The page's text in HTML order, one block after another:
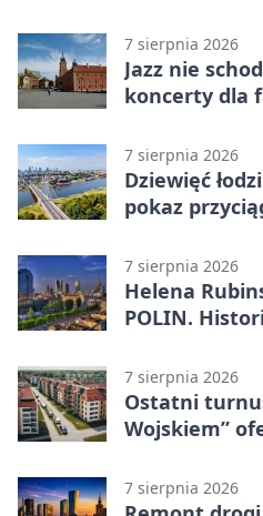
7 sierpnia 2026
Jazz nie
koncerty dla
7 sierpnia 2026
Dziewięć
pokaz
7 sierpnia 2026
Helena
POLIN.
7 sierpnia 2026
Ostatni
Wojskiem”
7 sierpnia 2026